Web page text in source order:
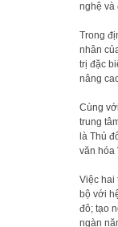
nghệ và
Trong
nhân
trị đặc
nâng
Cùng
trung
là Thủ
văn hóa
Việc hai
bộ với
đô; tạo
ngàn